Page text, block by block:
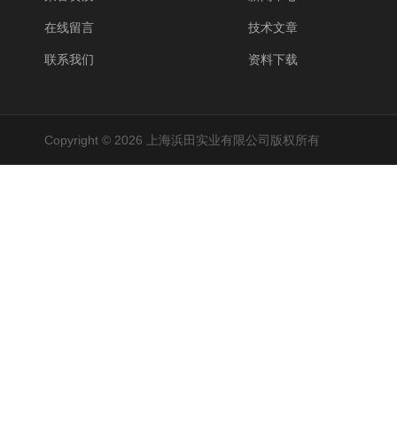
在线留言
联系我们
技术文章
资料下载
Copyright © 2026 上海浜田实业有限公司版权所有